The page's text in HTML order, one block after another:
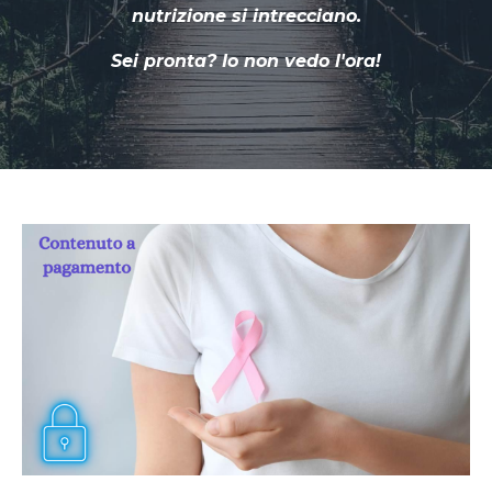
nutrizione si intrecciano.
Sei pronta? Io non vedo l'ora!